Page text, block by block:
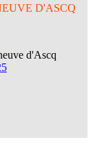
D'ASCQ